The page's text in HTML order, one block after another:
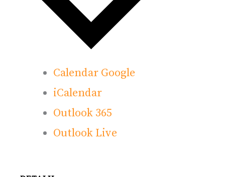
Calendar Google
iCalendar
Outlook 365
Outlook Live